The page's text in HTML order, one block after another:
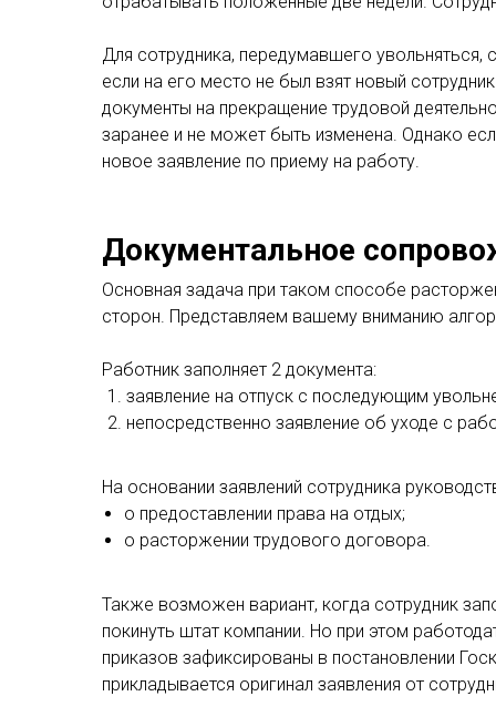
Для сотрудника, передумавшего увольняться,
если на его место не был взят новый
документы на прекращение трудовой
заранее и не может быть изменена. Однако
новое заявление по приему на работу.
Документальное
Основная задача при таком способе
сторон. Представляем вашему вниманию
Работник заполняет 2 документа:
заявление на отпуск с последующим
непосредственно заявление об уходе с
На основании заявлений сотрудника
о предоставлении права на отдых;
о расторжении трудового договора.
Также возможен вариант, когда сотрудник
покинуть штат компании. Но при этом
приказов зафиксированы в постановлении
прикладывается оригинал заявления от